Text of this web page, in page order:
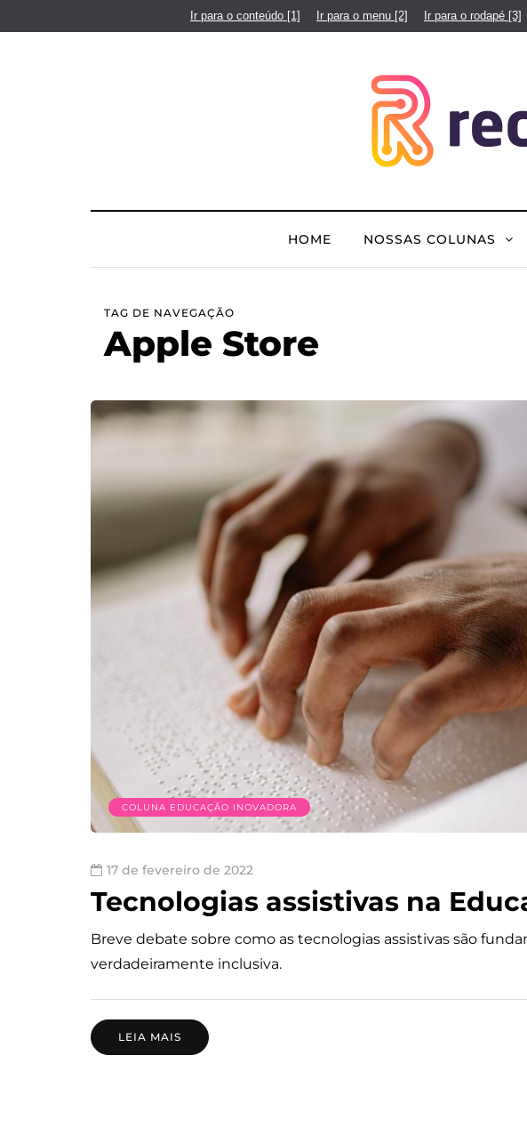
Ir para o conteúdo [1] Ir para o menu [2] Ir para o rodapé [3]
HOME NOSSAS COLUNAS
TAG DE NAVEGAÇÃO
Apple Store
COLUNA EDUCAÇÃO INOVADORA
17 de fevereiro de 2022
Tecnologias assistivas na
Breve debate sobre como as tecnologias assistivas são
verdadeiramente inclusiva.
LEIA MAIS